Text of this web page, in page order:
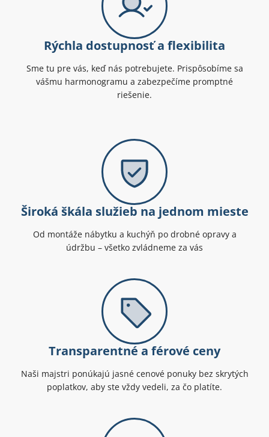
Rýchla dostupnosť a flexibilita
Sme tu pre vás, keď nás potrebujete. Prispôsobíme sa
vášmu harmonogramu a zabezpečíme promptné
riešenie.
Široká škála služieb na jednom mieste
Od montáže nábytku a kuchýň po drobné opravy a
údržbu – všetko zvládneme za vás
Transparentné a férové ceny
Naši majstri ponúkajú jasné cenové ponuky bez skrytých
poplatkov, aby ste vždy vedeli, za čo platíte.